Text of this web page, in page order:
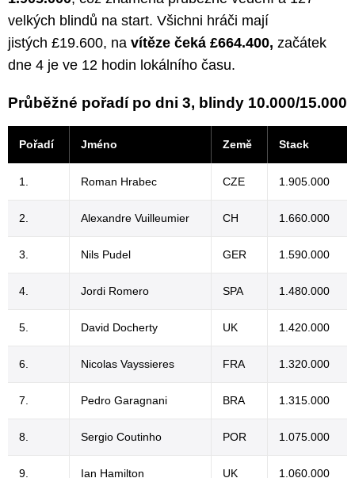
velkých blindů na start. Všichni hráči mají
jistých £19.600, na vítěze čeká £664.400, začátek
dne 4 je ve 12 hodin lokálního času.
Průběžné pořadí po dni 3, blindy 10.000/15.000
Pořadí Jméno Země Stack
1. Roman Hrabec CZE 1.905.000
2. Alexandre Vuilleumier CH 1.660.000
3. Nils Pudel GER 1.590.000
4. Jordi Romero SPA 1.480.000
5. David Docherty UK 1.420.000
6. Nicolas Vayssieres FRA 1.320.000
7. Pedro Garagnani BRA 1.315.000
8. Sergio Coutinho POR 1.075.000
9. Ian Hamilton UK 1.060.000